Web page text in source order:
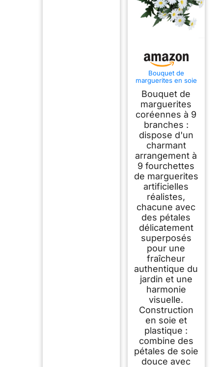
Bouquet de
marguerites en soie
décoration
d'intérieur, jardin,
fête, cérémonie de
mariage,
arrangement floral et
création de contenu
visuel (blanc)
Bouquet de
marguerites
coréennes à 9
branches :
dispose d'un
charmant
arrangement à
9 fourchettes
de marguerites
artificielles
réalistes,
chacune avec
des pétales
délicatement
superposés
pour une
fraîcheur
authentique du
jardin et une
harmonie
visuelle.
Construction
en soie et
plastique :
combine des
pétales de soie
douce avec